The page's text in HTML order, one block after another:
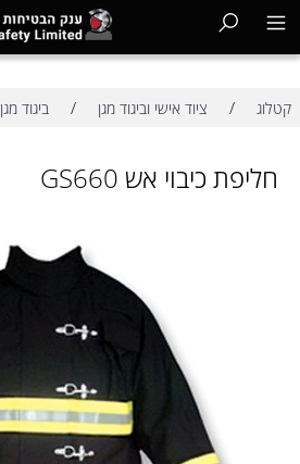
קטלוג / ציוד אישי וביגוד מגן / ביגוד מגן
חליפת כיבוי אש GS660